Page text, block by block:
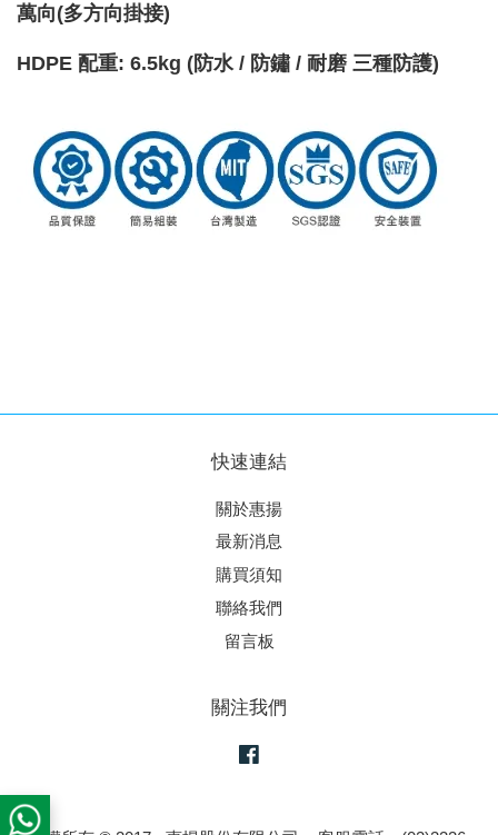
萬向(多方向掛接)
HDPE 配重: 6.5kg (防水 / 防鏽 / 耐磨 三種防護)
快速連結
關於惠揚
最新消息
購買須知
聯絡我們
留言板
關注我們